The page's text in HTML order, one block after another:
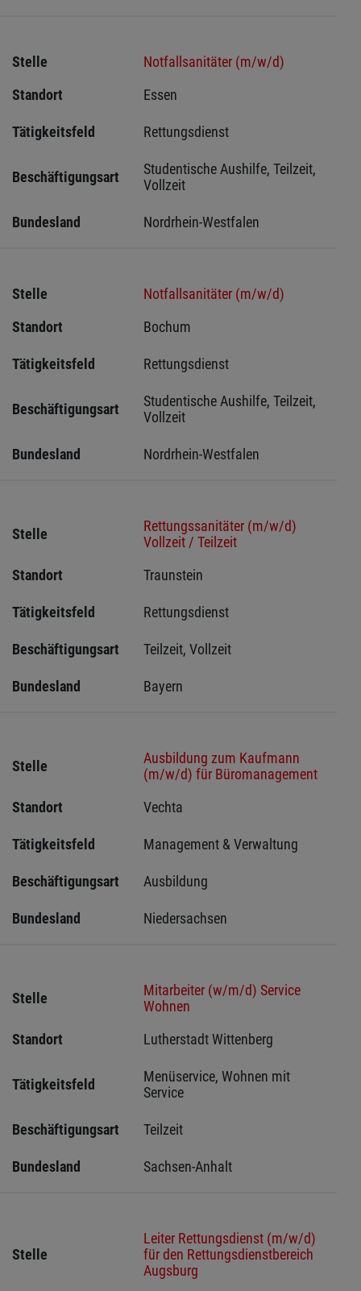
Stelle
Notfallsanitäter (m/w/d)
Standort
Essen
Tätigkeitsfeld Rettungsdienst
Beschäftigungsart
Studentische Aushilfe, Teilzeit,
Vollzeit
Bundesland Nordrhein-Westfalen
Stelle
Notfallsanitäter (m/w/d)
Standort
Bochum
Tätigkeitsfeld Rettungsdienst
Beschäftigungsart
Studentische Aushilfe, Teilzeit,
Vollzeit
Bundesland Nordrhein-Westfalen
Stelle
Rettungssanitäter (m/w/d)
Vollzeit / Teilzeit
Standort
Traunstein
Tätigkeitsfeld Rettungsdienst
Beschäftigungsart Teilzeit, Vollzeit
Bundesland Bayern
Stelle
Ausbildung zum Kaufmann
(m/w/d) für Büromanagement
Standort
Vechta
Tätigkeitsfeld Management & Verwaltung
Beschäftigungsart Ausbildung
Bundesland Niedersachsen
Stelle
Mitarbeiter (w/m/d) Service
Wohnen
Standort
Lutherstadt Wittenberg
Tätigkeitsfeld
Menüservice, Wohnen mit
Service
Beschäftigungsart Teilzeit
Bundesland Sachsen-Anhalt
Stelle
Leiter Rettungsdienst (m/w/d)
für den Rettungsdienstbereich
Augsburg